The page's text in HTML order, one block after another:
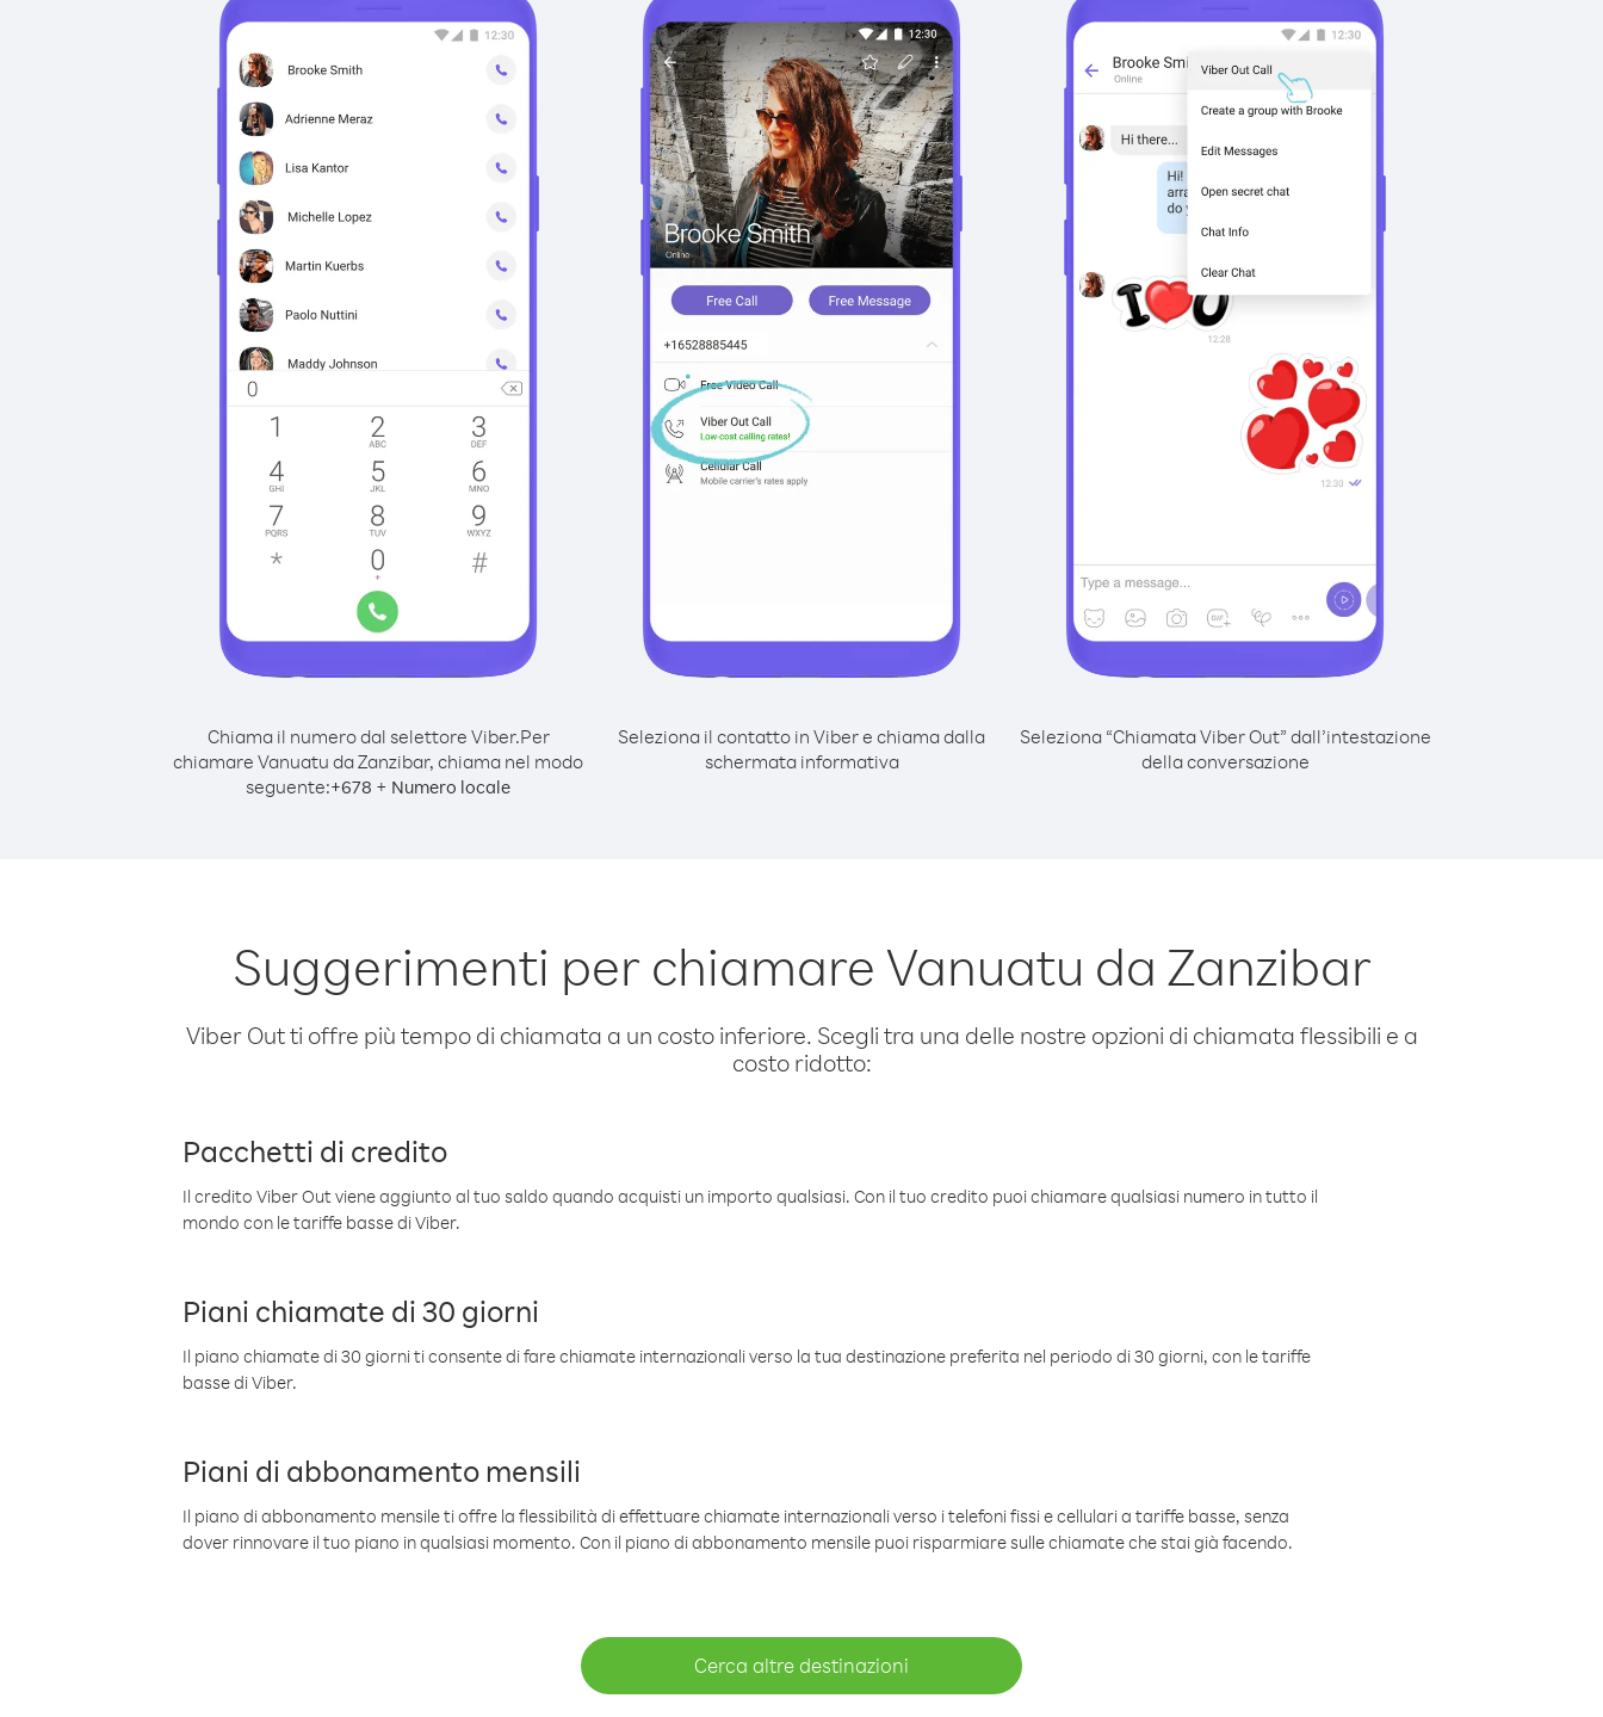
Chiama il numero dal selettore Viber.Per
chiamare Vanuatu da Zanzibar, chiama nel modo
seguente:+678 + Numero locale
Seleziona il contatto in Viber e chiama dalla
schermata informativa
Seleziona “Chiamata Viber Out” dall’intestazione
della conversazione
Suggerimenti per chiamare Vanuatu da Zanzibar
Viber Out ti offre più tempo di chiamata a un costo inferiore. Scegli tra una delle nostre opzioni di chiamata flessibili e a
costo ridotto:
Pacchetti di credito
Il credito Viber Out viene aggiunto al tuo saldo quando acquisti un importo qualsiasi. Con il tuo credito puoi chiamare qualsiasi numero in tutto il
mondo con le tariffe basse di Viber.
Piani chiamate di 30 giorni
Il piano chiamate di 30 giorni ti consente di fare chiamate internazionali verso la tua destinazione preferita nel periodo di 30 giorni, con le tariffe
basse di Viber.
Piani di abbonamento mensili
Il piano di abbonamento mensile ti offre la flessibilità di effettuare chiamate internazionali verso i telefoni fissi e cellulari a tariffe basse, senza
dover rinnovare il tuo piano in qualsiasi momento. Con il piano di abbonamento mensile puoi risparmiare sulle chiamate che stai già facendo.
Cerca altre destinazioni